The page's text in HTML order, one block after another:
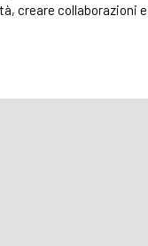
creare collaborazioni